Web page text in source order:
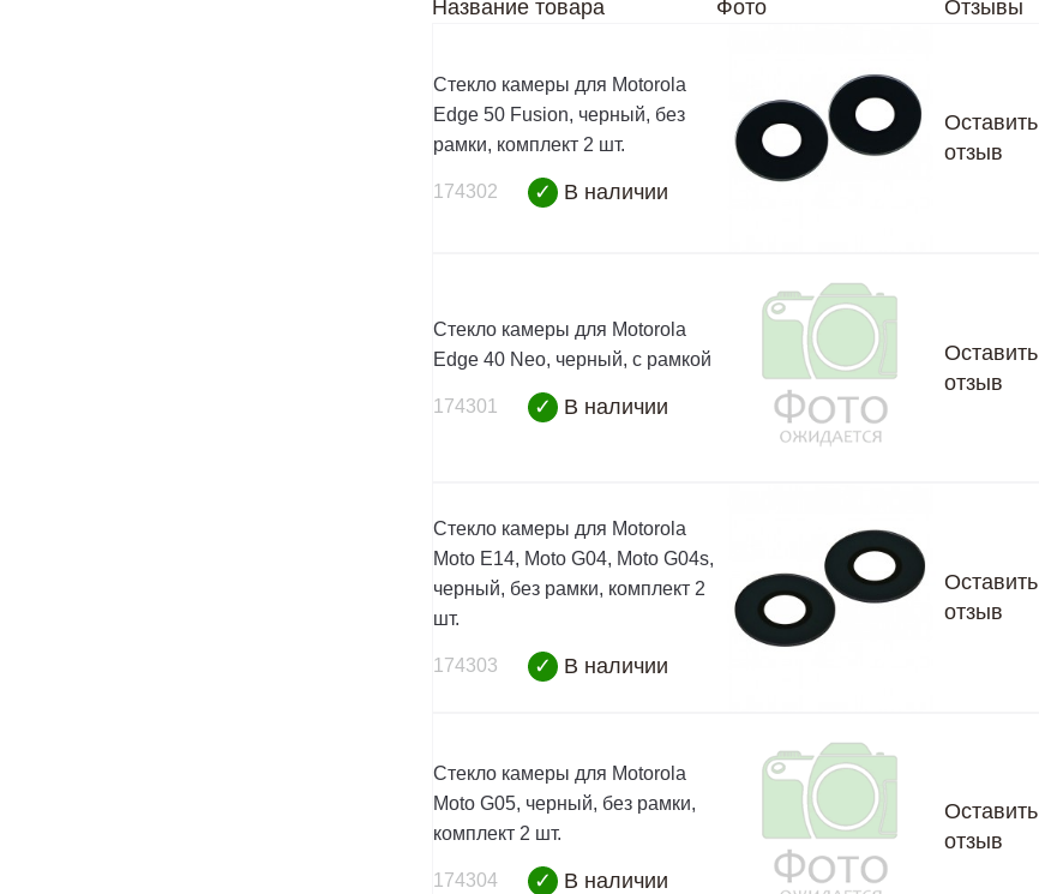
Название товара Фото Отзывы
Стекло камеры для Motorola
Edge 50 Fusion, черный, без
рамки, комплект 2 шт.
174302 ✓ В наличии
Оставить
отзыв
Стекло камеры для Motorola
Edge 40 Neo, черный, с рамкой
174301 ✓ В наличии
Оставить
отзыв
Стекло камеры для Motorola
Moto E14, Moto G04, Moto G04s,
черный, без рамки, комплект 2
шт.
174303 ✓ В наличии
Оставить
отзыв
Стекло камеры для Motorola
Moto G05, черный, без рамки,
комплект 2 шт.
174304 ✓ В наличии
Оставить
отзыв